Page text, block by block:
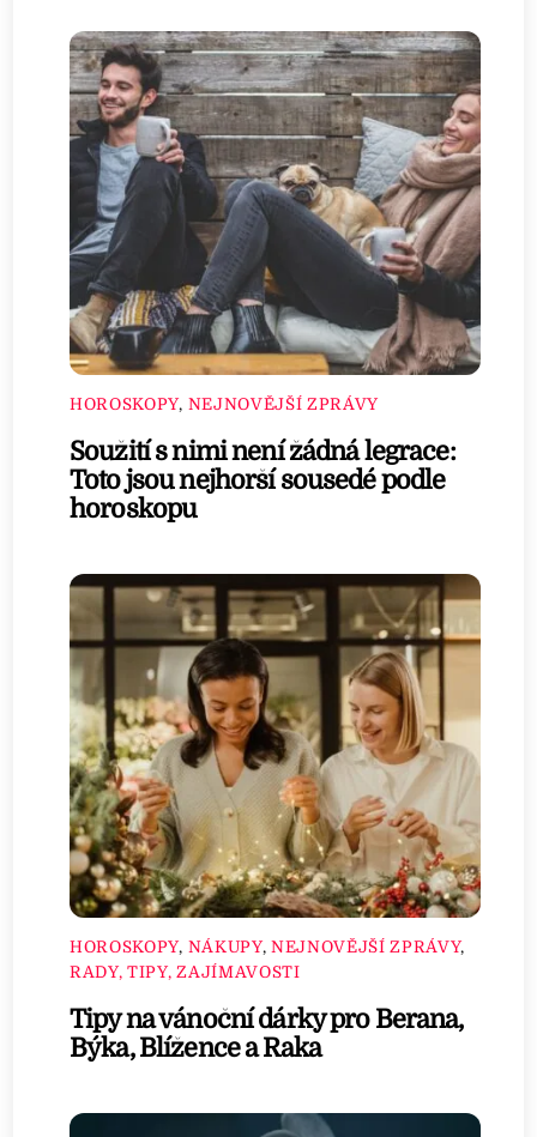
HOROSKOPY, NEJNOVĚJŠÍ ZPRÁVY
Soužití s nimi není žádná legrace:
Toto jsou nejhorší sousedé podle
horoskopu
HOROSKOPY, NÁKUPY, NEJNOVĚJŠÍ ZPRÁVY,
RADY, TIPY, ZAJÍMAVOSTI
Tipy na vánoční dárky pro Berana,
Býka, Blížence a Raka